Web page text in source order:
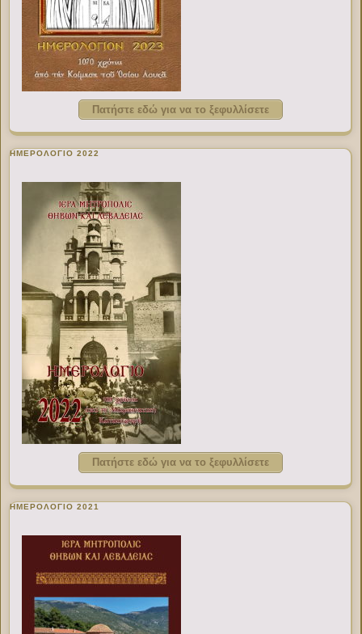
Πατήστε εδώ για να το ξεφυλλίσετε
ΗΜΕΡΟΛΟΓΙΟ 2022
Πατήστε εδώ για να το ξεφυλλίσετε
ΗΜΕΡΟΛΟΓΙΟ 2021